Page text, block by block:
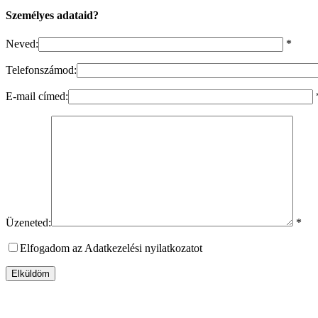
Személyes adataid?
Neved: *
Telefonszámod:
E-mail címed:
Üzeneted: *
Elfogadom az Adatkezelési nyilatkozatot